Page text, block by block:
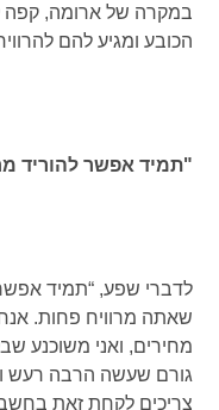
במקרה של ארומה, קפה
הכובע ומגיע להם
"תמיד אפשר להוריד
לדברי שפע, “תמיד
שאתה מרוויח פחות.
מחירים, ואני משוכנע
גורם שעשה הרבה רעש
צריכים לקחת זאת